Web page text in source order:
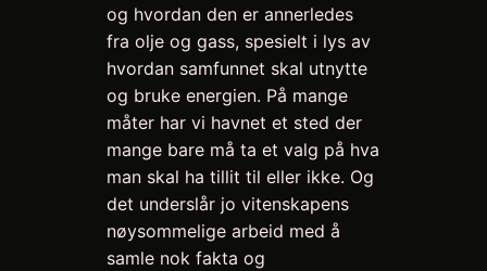
og hvordan den er annerledes
fra olje og gass, spesielt i lys av
hvordan samfunnet skal utnytte
og bruke energien. På mange
måter har vi havnet et sted der
mange bare må ta et valg på hva
man skal ha tillit til eller ikke. Og
det underslår jo vitenskapens
nøysommelige arbeid med å
samle nok fakta og